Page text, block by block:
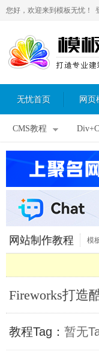
您好，欢迎来到模板无忧！
无忧首页 网页
CMS教程
网站制作教程 模
教程Tag： 暂无